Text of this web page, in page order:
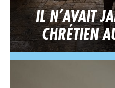
IL N’AVAIT
CHRÉTIEN